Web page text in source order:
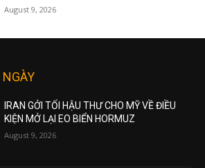
August 9, 2026
IRAN GỞI TỐI HẬU THƯ CHO MỸ VỀ ĐIỀU
KIỆN MỞ LẠI EO BIỂN HORMUZ
August 9, 2026